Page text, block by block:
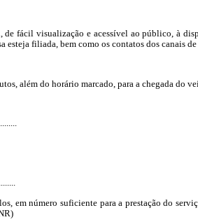
fácil visualização e acessível ao público, à
filiada, bem como os contatos dos canais
além do horário marcado, para a chegada do
em número suficiente para a prestação do